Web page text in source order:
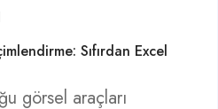
Sıfırdan Excel
görsel araçları